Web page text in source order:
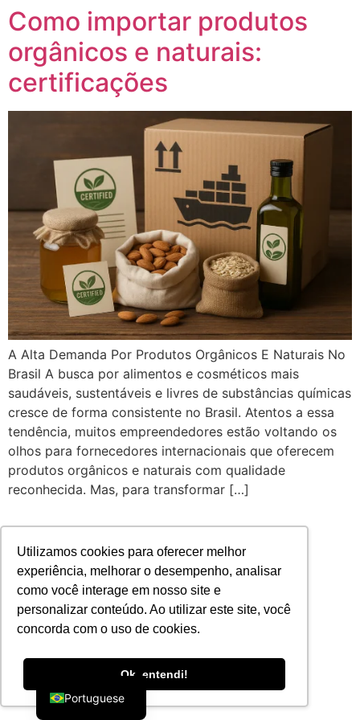
Utilizamos cookies para oferecer melhor
experiência, melhorar o desempenho, analisar
como você interage em nosso site e
personalizar conteúdo. Ao utilizar este site, você
concorda com o uso de cookies.
Ok, entendi!
Como importar produtos
orgânicos e naturais:
certificações
A Alta Demanda Por Produtos Orgânicos E Naturais No
Brasil A busca por alimentos e cosméticos mais
saudáveis, sustentáveis e livres de substâncias químicas
cresce de forma consistente no Brasil. Atentos a essa
tendência, muitos empreendedores estão voltando os
olhos para fornecedores internacionais que oferecem
produtos orgânicos e naturais com qualidade
reconhecida. Mas, para transformar […]
Portuguese